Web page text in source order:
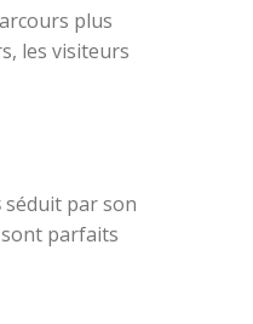
plus
les visiteurs
séduit par son
sont parfaits